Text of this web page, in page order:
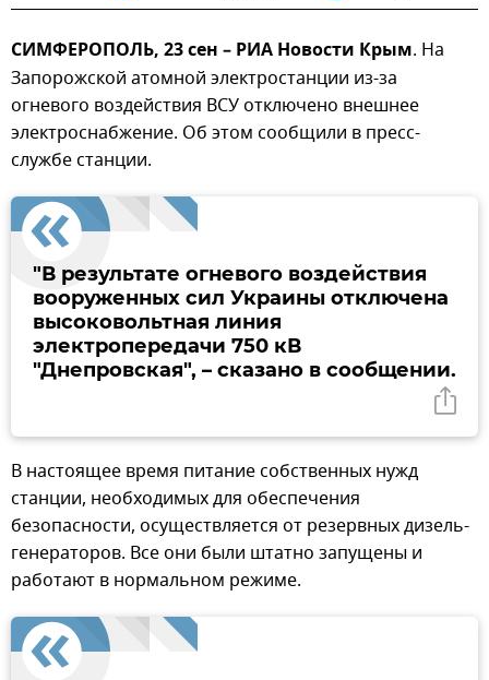
СИМФЕРОПОЛЬ, 23 сен – РИА Новости Крым. На
Запорожской атомной электростанции из-за
огневого воздействия ВСУ отключено внешнее
электроснабжение. Об этом сообщили в пресс-
службе станции.
"В результате огневого воздействия
вооруженных сил Украины отключена
высоковольтная линия
электропередачи 750 кВ
"Днепровская", – сказано в сообщении.
В настоящее время питание собственных нужд
станции, необходимых для обеспечения
безопасности, осуществляется от резервных дизель-
генераторов. Все они были штатно запущены и
работают в нормальном режиме.